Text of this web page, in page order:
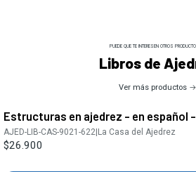
PUEDE QUE TE INTERESEN OTROS
Libros de
Ver más productos
Estructuras en ajedrez - en español
AJED-LIB-CAS-9021-622|La Casa del Ajedrez
$26.900